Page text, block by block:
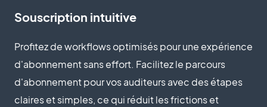
Souscription intuitive
Profitez de workflows optimisés pour une expérience
d'abonnement sans effort. Facilitez le parcours
d'abonnement pour vos auditeurs avec des étapes
claires et simples, ce qui réduit les frictions et